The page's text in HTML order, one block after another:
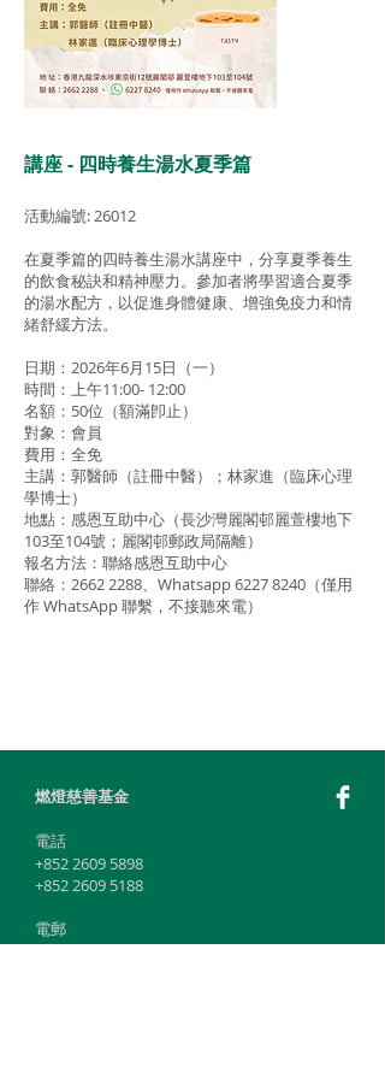
講座 - 四時養生湯水夏季篇
活動編號: 26012
在夏季篇的四時養生湯水講座中，分享夏季養生
的飲食秘訣和精神壓力。參加者將學習適合夏季
的湯水配方，以促進身體健康、增強免疫力和情
緒舒緩方法。
日期：2026年6月15日（一）
時間：上午11:00- 12:00
名額：50位（額滿卽止）
對象：會員
費用：全免
主講：郭醫師（註冊中醫）；林家進（臨床心理
學博士）
地點：感恩互助中心（長沙灣麗閣邨麗萱樓地下
103至104號；麗閣邨郵政局隔離）
報名方法：聯絡感恩互助中心
聯絡：2662 2288、Whatsapp6227 8240 （僅用
作 WhatsApp 聯繫，不接聽來電）
燃燈慈善基金
​電話
+852 2609 5898
+852 2609 5188
電郵
info@hkrdcfl.com